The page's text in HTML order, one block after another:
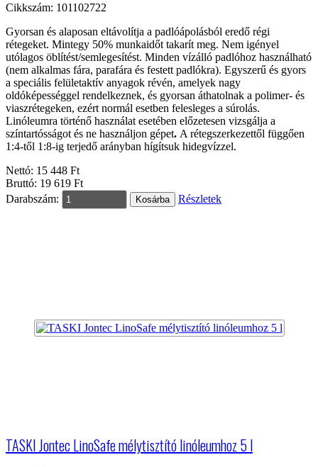
Cikkszám: 101102722
Gyorsan és alaposan eltávolítja a padlóápolásból eredő régi
rétegeket. Mintegy 50% munkaidőt takarít meg. Nem igényel
utólagos öblítést/semlegesítést. Minden vízálló padlóhoz használható
(nem alkalmas fára, parafára és festett padlókra). Egyszerű és gyors
a speciális felületaktív anyagok révén, amelyek nagy
oldóképességgel rendelkeznek, és gyorsan áthatolnak a polimer- és
viaszrétegeken, ezért normál esetben felesleges a súrolás.
Linóleumra történő használat esetében előzetesen vizsgálja a
színtartósságot és ne használjon gépet. A rétegszerkezettől függően
1:4-től 1:8-ig terjedő arányban hígítsuk hidegvízzel.
Nettó: 15 448 Ft
Bruttó: 19 619 Ft
Darabszám:
Részletek
TASKI Jontec LinoSafe mélytisztító linóleumhoz 5 l